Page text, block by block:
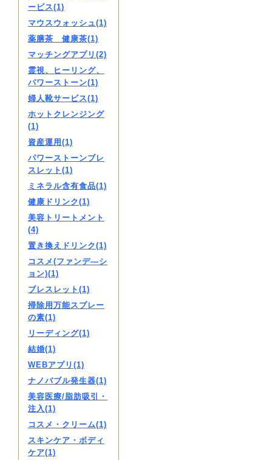
ービス(1)
マウスウォッシュ(1)
薬膳茶 健康茶(1)
マッチングアプリ(2)
霊視、ヒーリング、
パワーストーン(1)
婦人靴サービス(1)
ホットクレンジング
(1)
資産運用(1)
パワーストーンブレ
スレット(1)
ミネラル含有食品(1)
健康ドリンク(1)
美容トリートメント
(4)
置き換えドリンク(1)
コスメ(ファンデ―シ
ョン)(1)
ブレスレット(1)
掃除用万能スプレー
の素(1)
リーディング(1)
結婚(1)
WEBアプリ(1)
ナノバブル発生器(1)
美容医療/脂肪吸引・
注入(1)
コスメ・クリーム(1)
スキンケア・ボディ
ケア(1)